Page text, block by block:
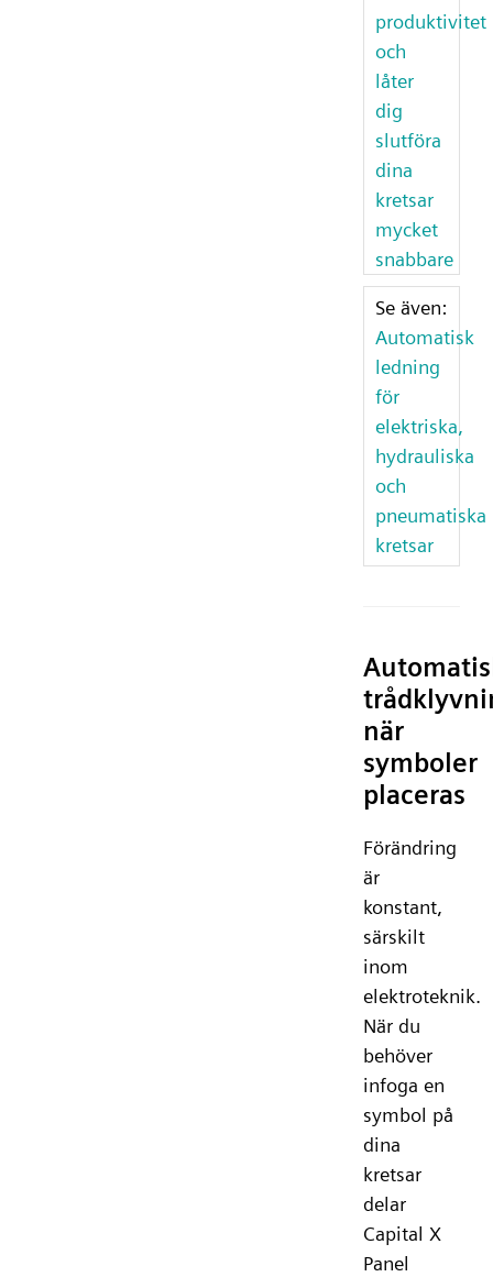
produktivitet
och
låter
dig
slutföra
dina
kretsar
mycket
snabbare
Se även:
Automatisk
ledning
för
elektriska,
hydrauliska
och
pneumatiska
kretsar
när
symboler
placeras
Förändring
är
konstant,
särskilt
inom
elektroteknik.
När du
behöver
infoga en
symbol på
dina
kretsar
delar
Capital X
Panel